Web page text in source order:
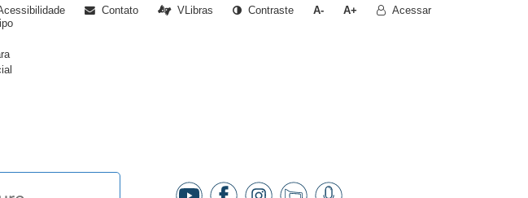
Contato VLibras Contraste A- A+ Acessar